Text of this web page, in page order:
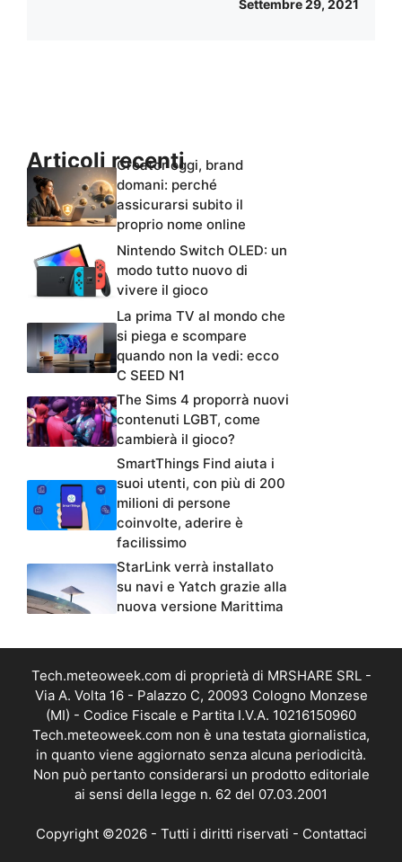
Settembre 29, 2021
Articoli recenti
Creator oggi, brand
domani: perché
assicurarsi subito il
proprio nome online
Nintendo Switch OLED: un
modo tutto nuovo di
vivere il gioco
La prima TV al mondo che
si piega e scompare
quando non la vedi: ecco
C SEED N1
The Sims 4 proporrà nuovi
contenuti LGBT, come
cambierà il gioco?
SmartThings Find aiuta i
suoi utenti, con più di 200
milioni di persone
coinvolte, aderire è
facilissimo
StarLink verrà installato
su navi e Yatch grazie alla
nuova versione Marittima
Tech.meteoweek.com di proprietà di MRSHARE SRL -
Via A. Volta 16 - Palazzo C, 20093 Cologno Monzese
(MI) - Codice Fiscale e Partita I.V.A. 10216150960
Tech.meteoweek.com non è una testata giornalistica,
in quanto viene aggiornato senza alcuna periodicità.
Non può pertanto considerarsi un prodotto editoriale
ai sensi della legge n. 62 del 07.03.2001
Copyright ©2026 - Tutti i diritti riservati - Contattaci